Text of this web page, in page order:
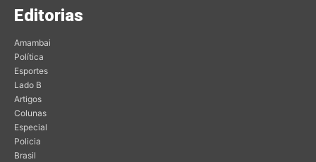
Editorias
Amambai
Política
Esportes
Lado B
Artigos
Colunas
Especial
Policia
Brasil